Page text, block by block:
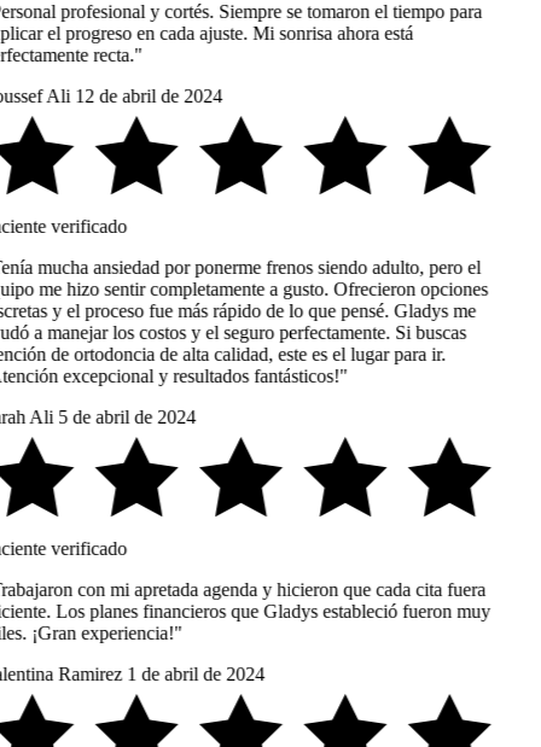
profesional y cortés. Siempre se tomaron el tiempo para
el progreso en cada ajuste. Mi sonrisa ahora está
recta."
Ali 12 de abril de 2024
verificado
mucha ansiedad por ponerme frenos siendo adulto, pero el
me hizo sentir completamente a gusto. Ofrecieron opciones
y el proceso fue más rápido de lo que pensé. Gladys me
a manejar los costos y el seguro perfectamente. Si buscas
de ortodoncia de alta calidad, este es el lugar para ir.
excepcional y resultados fantásticos!"
Ali 5 de abril de 2024
verificado
con mi apretada agenda y hicieron que cada cita fuera
Los planes financieros que Gladys estableció fueron muy
¡Gran experiencia!"
Ramirez 1 de abril de 2024